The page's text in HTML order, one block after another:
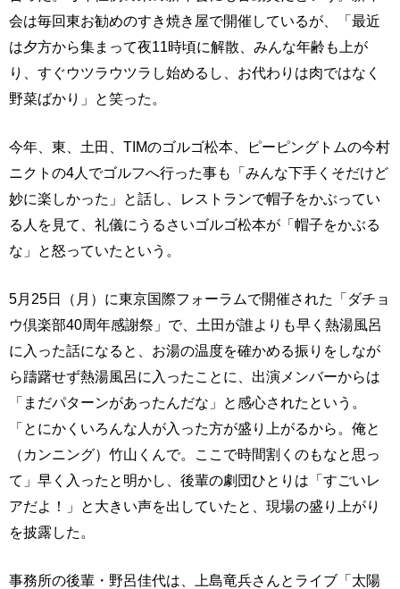
会は毎回東お勧めのすき焼き屋で開催しているが、「最近
は夕方から集まって夜11時頃に解散、みんな年齢も上が
り、すぐウツラウツラし始めるし、お代わりは肉ではなく
野菜ばかり」と笑った。
今年、東、土田、TIMのゴルゴ松本、ピーピングトムの今村
ニクトの4人でゴルフへ行った事も「みんな下手くそだけど
妙に楽しかった」と話し、レストランで帽子をかぶってい
る人を見て、礼儀にうるさいゴルゴ松本が「帽子をかぶる
な」と怒っていたという。
5月25日（月）に東京国際フォーラムで開催された「ダチョ
ウ倶楽部40周年感謝祭」で、土田が誰よりも早く熱湯風呂
に入った話になると、お湯の温度を確かめる振りをしなが
ら躊躇せず熱湯風呂に入ったことに、出演メンバーからは
「まだパターンがあったんだな」と感心されたという。
「とにかくいろんな人が入った方が盛り上がるから。俺と
（カンニング）竹山くんで。ここで時間割くのもなと思っ
て」早く入ったと明かし、後輩の劇団ひとりは「すごいレ
アだよ！」と大きい声を出していたと、現場の盛り上がり
を披露した。
事務所の後輩・野呂佳代は、上島竜兵さんとライブ「太陽